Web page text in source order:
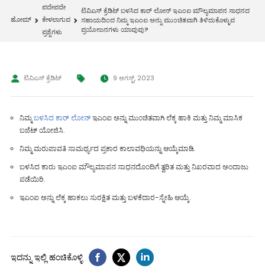
ಹೋಮ್
ಪದೇಪದೇ
ಕೇಳಲಾಗುವ
ಪ್ರಶ್ನೆಗಳು
ಟಿವಿಎಸ್ ಕ್ರೆಡಿಟ್ ಬಳಸಿದ ಕಾರ್ ಲೋನ್ ಇಎಂಐ ಮೌಲ್ಯಮಾಪನ ಸಾಧನದ
ಸಹಾಯದಿಂದ ನಿಮ್ಮ ಇಎಂಐ ಅನ್ನು ಮುಂಚಿತವಾಗಿ ತಿಳಿದುಕೊಳ್ಳುವ
ಪ್ರಯೋಜನಗಳು ಯಾವುವು?
ಟಿವಿಎಸ್ ಕ್ರೆಡಿಟ್ 9 ಆಗಸ್ಟ್, 2023
ನಿಮ್ಮಬಳಸಿದ ಕಾರ್ ಲೋನ್ಇಎಂಐ ಅನ್ನು ಮುಂಚಿತವಾಗಿ ಲೆಕ್ಕ ಹಾಕಿ ಮತ್ತು ನಿಮ್ಮ ಮಾಸಿಕ
ಬಜೆಟ್ ಯೋಜಿಸಿ.
ನಿಮ್ಮ ಮರುಪಾವತಿ ಸಾಮರ್ಥ್ಯದ ಪ್ರಕಾರ ಕಾಲಾವಧಿಯನ್ನು ಆಯ್ಕೆಮಾಡಿ.
ಬಳಸಿದ ಕಾರು ಇಎಂಐ ಮೌಲ್ಯಮಾಪನ ಸಾಧನದೊಂದಿಗೆ ತ್ವರಿತ ಮತ್ತು ನಿಖರವಾದ ಅಂದಾಜು
ಪಡೆಯಿರಿ.
ಇಎಂಐ ಅನ್ನು ಲೆಕ್ಕ ಹಾಕಲು ಸುರಕ್ಷಿತ ಮತ್ತು ಬಳಕೆದಾರ-ಸ್ನೇಹಿ ಆಯ್ಕೆ.
ಇದನ್ನು ಇಲ್ಲಿ ಹಂಚಿಕೊಳ್ಳಿ